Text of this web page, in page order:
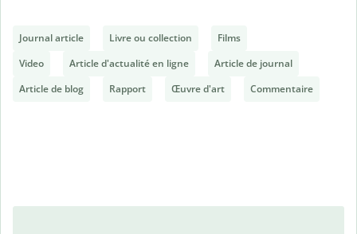
Journal article Livre ou collection
Films
Video
Article d'actualité en ligne
Article de journal
Article de blog
Rapport Œuvre d'art Commentaire